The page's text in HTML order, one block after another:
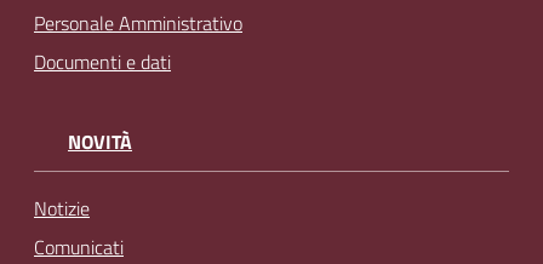
Personale Amministrativo
Documenti e dati
NOVITÀ
Notizie
Comunicati